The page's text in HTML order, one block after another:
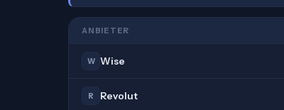
ANBIETER
W Wise
R Revolut